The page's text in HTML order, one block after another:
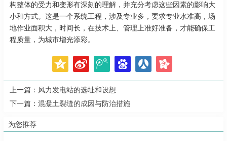
构整体的受力和变形有深刻的理解，并充分考虑这些因素的影响大
小和方式。这是一个系统工程，涉及专业多，要求专业水准高，场
地作业面积大，时间长，在技术上、管理上准好准备，才能确保工
程质量，为城市增光添彩。
上一篇： 风力发电站的选址和设想
下一篇： 混凝土裂缝的成因与防治措施
为您推荐